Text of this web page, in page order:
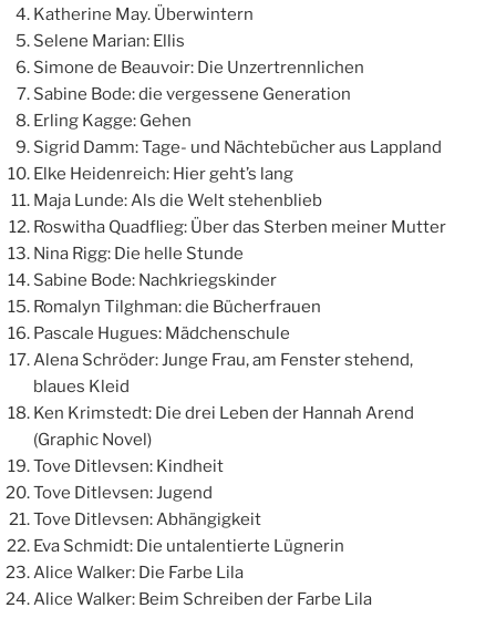
Katherine May. Überwintern
Selene Marian: Ellis
Simone de Beauvoir: Die Unzertrennlichen
Sabine Bode: die vergessene Generation
Erling Kagge: Gehen
Sigrid Damm: Tage- und Nächtebücher aus Lappland
Elke Heidenreich: Hier geht’s lang
Maja Lunde: Als die Welt stehenblieb
Roswitha Quadflieg: Über das Sterben meiner Mutter
Nina Rigg: Die helle Stunde
Sabine Bode: Nachkriegskinder
Romalyn Tilghman: die Bücherfrauen
Pascale Hugues: Mädchenschule
Alena Schröder: Junge Frau, am Fenster stehend,
blaues Kleid
Ken Krimstedt: Die drei Leben der Hannah Arend
(Graphic Novel)
Tove Ditlevsen: Kindheit
Tove Ditlevsen: Jugend
Tove Ditlevsen: Abhängigkeit
Eva Schmidt: Die untalentierte Lügnerin
Alice Walker: Die Farbe Lila
Alice Walker: Beim Schreiben der Farbe Lila